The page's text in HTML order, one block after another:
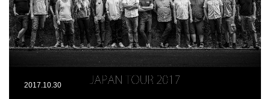
2017.10.30